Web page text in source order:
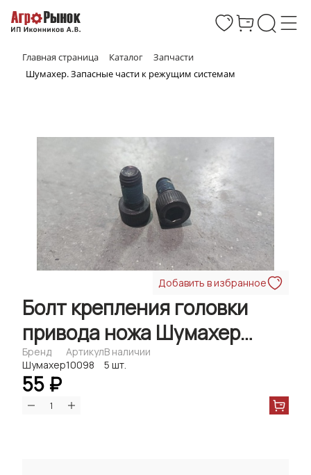
Главная страница Каталог
Запчасти
Шумахер. Запасные части к режущим системам
Добавить в избранное
Болт крепления головки
привода ножа Шумахер
М10х20
Бренд
Шумахер
Артикул
10098
В наличии
5 шт.
55 ₽